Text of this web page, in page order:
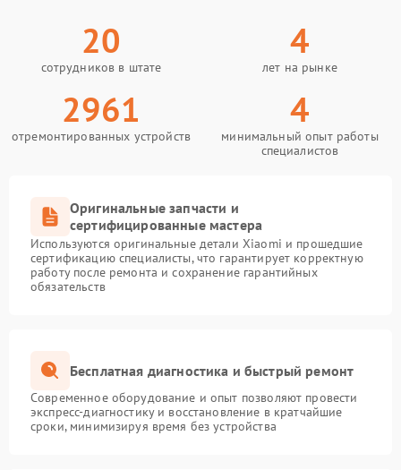
20
сотрудников в штате
4
лет на рынке
2961
отремонтированных устройств
4
минимальный опыт работы
специалистов
Оригинальные запчасти и
сертифицированные мастера
Используются оригинальные детали Xiaomi и прошедшие
сертификацию специалисты, что гарантирует корректную
работу после ремонта и сохранение гарантийных
обязательств
Бесплатная диагностика и быстрый ремонт
Современное оборудование и опыт позволяют провести
экспресс-диагностику и восстановление в кратчайшие
сроки, минимизируя время без устройства